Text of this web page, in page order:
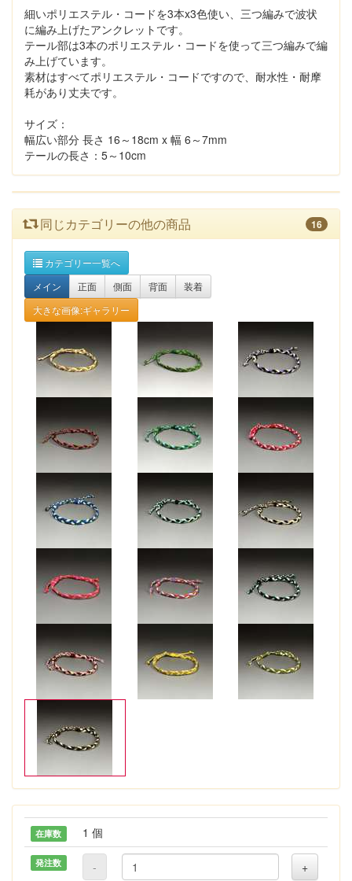
細いポリエステル・コードを3本x3色使い、三つ編みで波状
に編み上げたアンクレットです。
テール部は3本のポリエステル・コードを使って三つ編みで編
み上げています。
素材はすべてポリエステル・コードですので、耐水性・耐摩
耗があり丈夫です。
サイズ：
幅広い部分 長さ 16～18cm x 幅 6～7mm
テールの長さ：5～10cm
同じカテゴリーの他の商品 16
カテゴリー一覧へ
メイン
正面 側面 背面
装着
大きな画像:ギャラリー
在庫数 1 個
発注数 - +